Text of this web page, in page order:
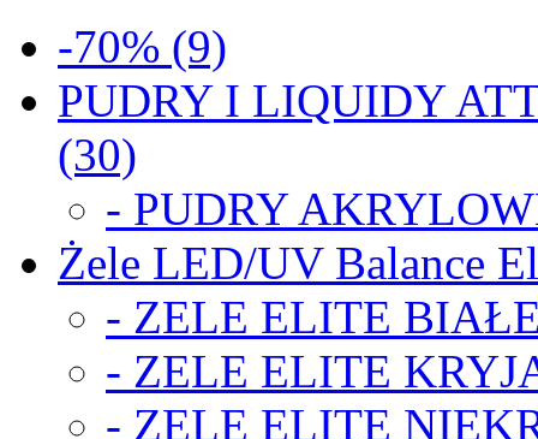
-70% (9)
PUDRY I LIQUIDY
(30)
- PUDRY
Żele LED/UV Balance
- ZELE ELITE
- ZELE ELITE
- ZELE ELITE